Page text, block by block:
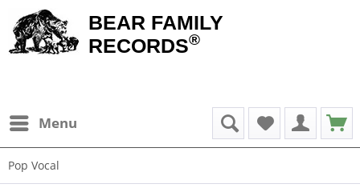
BEAR FAMILY
RECORDS®
Menu
Pop Vocal